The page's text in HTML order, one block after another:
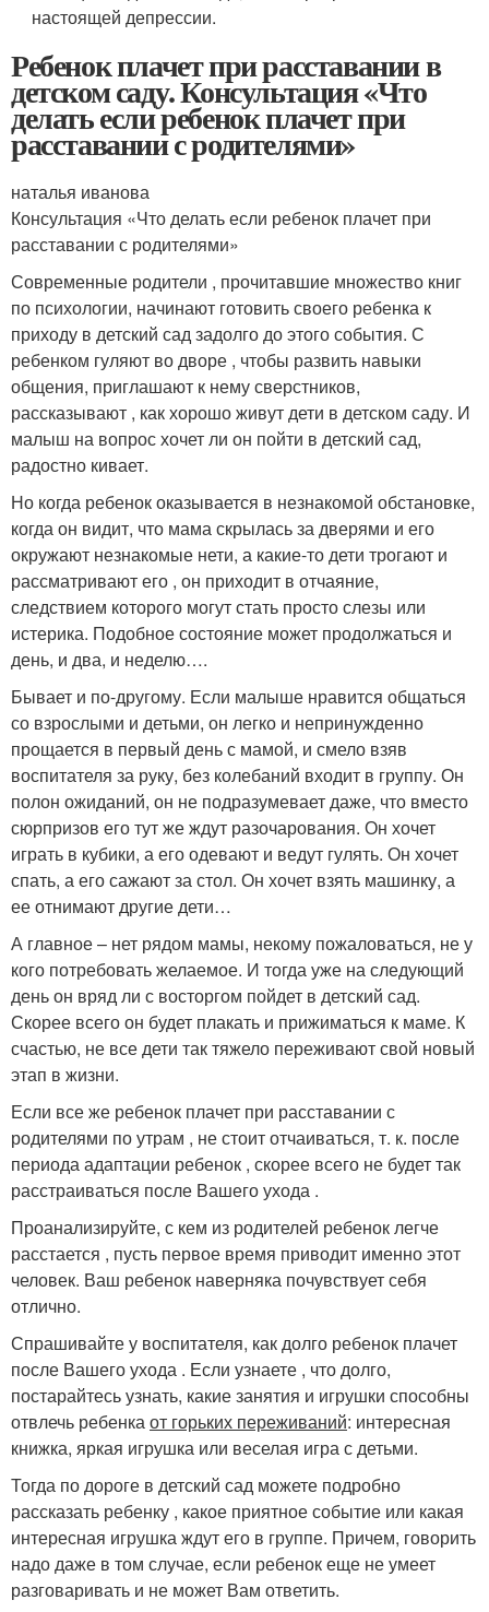
настоящей депрессии.
Ребенок плачет при расставании в
детском саду. Консультация «Что
делать если ребенок плачет при
расставании с родителями»
наталья иванова
Консультация «Что делать если ребенок плачет при
расставании с родителями»
Современные родители , прочитавшие множество книг
по психологии, начинают готовить своего ребенка к
приходу в детский сад задолго до этого события. С
ребенком гуляют во дворе , чтобы развить навыки
общения, приглашают к нему сверстников,
рассказывают , как хорошо живут дети в детском саду. И
малыш на вопрос хочет ли он пойти в детский сад,
радостно кивает.
Но когда ребенок оказывается в незнакомой обстановке,
когда он видит, что мама скрылась за дверями и его
окружают незнакомые нети, а какие-то дети трогают и
рассматривают его , он приходит в отчаяние,
следствием которого могут стать просто слезы или
истерика. Подобное состояние может продолжаться и
день, и два, и неделю….
Бывает и по-другому. Если малыше нравится общаться
со взрослыми и детьми, он легко и непринужденно
прощается в первый день с мамой, и смело взяв
воспитателя за руку, без колебаний входит в группу. Он
полон ожиданий, он не подразумевает даже, что вместо
сюрпризов его тут же ждут разочарования. Он хочет
играть в кубики, а его одевают и ведут гулять. Он хочет
спать, а его сажают за стол. Он хочет взять машинку, а
ее отнимают другие дети…
А главное – нет рядом мамы, некому пожаловаться, не у
кого потребовать желаемое. И тогда уже на следующий
день он вряд ли с восторгом пойдет в детский сад.
Скорее всего он будет плакать и прижиматься к маме. К
счастью, не все дети так тяжело переживают свой новый
этап в жизни.
Если все же ребенок плачет при расставании с
родителями по утрам , не стоит отчаиваться, т. к. после
периода адаптации ребенок , скорее всего не будет так
расстраиваться после Вашего ухода .
Проанализируйте, с кем из родителей ребенок легче
расстается , пусть первое время приводит именно этот
человек. Ваш ребенок наверняка почувствует себя
отлично.
Спрашивайте у воспитателя, как долго ребенок плачет
после Вашего ухода . Если узнаете , что долго,
постарайтесь узнать, какие занятия и игрушки способны
отвлечь ребенка от горьких переживаний: интересная
книжка, яркая игрушка или веселая игра с детьми.
Тогда по дороге в детский сад можете подробно
рассказать ребенку , какое приятное событие или какая
интересная игрушка ждут его в группе. Причем, говорить
надо даже в том случае, если ребенок еще не умеет
разговаривать и не может Вам ответить.